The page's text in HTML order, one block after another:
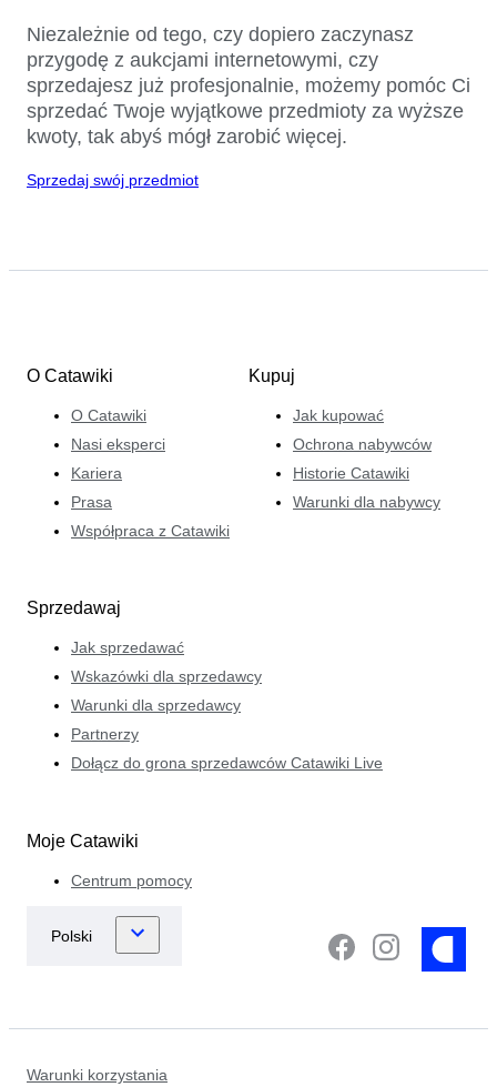
Niezależnie od tego, czy dopiero zaczynasz
przygodę z aukcjami internetowymi, czy
sprzedajesz już profesjonalnie, możemy pomóc Ci
sprzedać Twoje wyjątkowe przedmioty za wyższe
kwoty, tak abyś mógł zarobić więcej.
Sprzedaj swój przedmiot
O Catawiki
O Catawiki
Nasi eksperci
Kariera
Prasa
Współpraca z Catawiki
Kupuj
Jak kupować
Ochrona nabywców
Historie Catawiki
Warunki dla nabywcy
Sprzedawaj
Jak sprzedawać
Wskazówki dla sprzedawcy
Warunki dla sprzedawcy
Partnerzy
Dołącz do grona sprzedawców Catawiki Live
Moje Catawiki
Centrum pomocy
Warunki korzystania